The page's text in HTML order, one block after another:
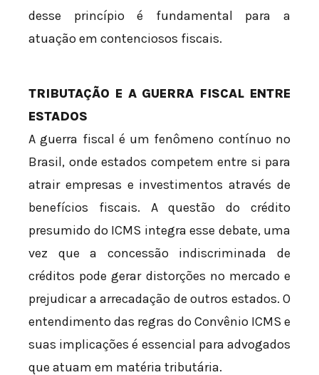
desse princípio é fundamental para a
atuação em contenciosos fiscais.
TRIBUTAÇÃO E A GUERRA FISCAL ENTRE
ESTADOS
A guerra fiscal é um fenômeno contínuo no
Brasil, onde estados competem entre si para
atrair empresas e investimentos através de
benefícios fiscais. A questão do crédito
presumido do ICMS integra esse debate, uma
vez que a concessão indiscriminada de
créditos pode gerar distorções no mercado e
prejudicar a arrecadação de outros estados. O
entendimento das regras do Convênio ICMS e
suas implicações é essencial para advogados
que atuam em matéria tributária.